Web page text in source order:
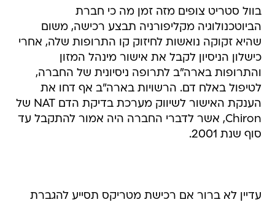
בוול סטריט צופים מזה זמן מה כי חברת
הביוטכנולוגיה מקליפורניה תבצע רכישה, משום
שהיא זקוקה נואשות לחיזוק קו התרופות שלה, אחרי
כישלון הניסיון לקבל את אישור מינהל המזון
והתרופות בארה"ב לתרופה ניסיונית של החברה,
לטיפול באלח דם. הרשויות בארה"ב אף דחו את
הענקת האישור לשיווק מערכת בדיקת הדם NAT של
Chiron, אשר לדברי החברה היה אמור להתקבל עד
סוף שנת 2001.
עדיין לא ברור אם רכישת מטריקס תסייע להגברת